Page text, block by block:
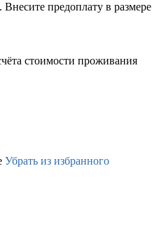
предоплату в размере
стоимости проживания
Убрать из избранного